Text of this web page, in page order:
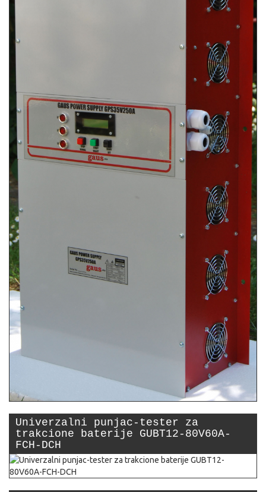
Univerzalni punjac-tester za
trakcione baterije GUBT12-80V60A-
FCH-DCH